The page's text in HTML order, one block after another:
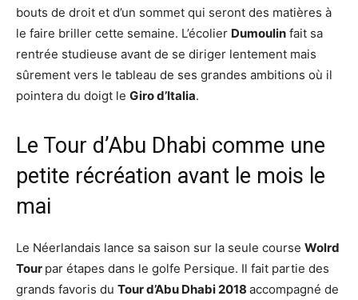
bouts de droit et d’un sommet qui seront des matières à
le faire briller cette semaine. L’écolier Dumoulin fait sa
rentrée studieuse avant de se diriger lentement mais
sûrement vers le tableau de ses grandes ambitions où il
pointera du doigt le Giro d’Italia.
Le Tour d’Abu Dhabi comme une
petite récréation avant le mois le
mai
Le Néerlandais lance sa saison sur la seule course Wolrd
Tour par étapes dans le golfe Persique. Il fait partie des
grands favoris du Tour d’Abu Dhabi 2018 accompagné de